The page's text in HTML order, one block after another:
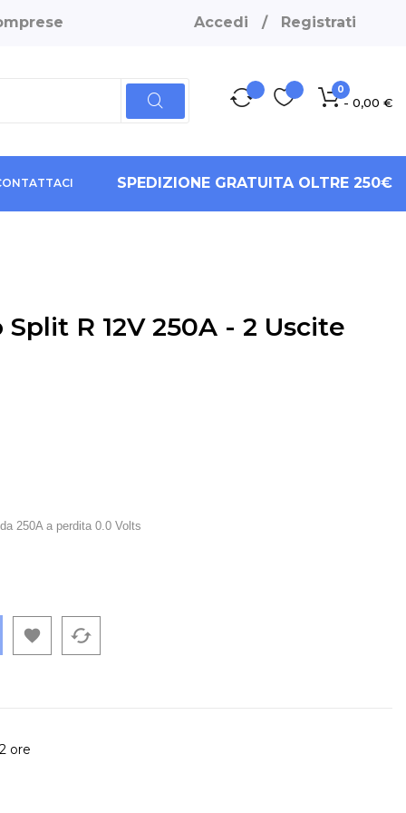
Accedi / Registrati
0
- 0,00 €
SPEDIZIONE GRATUITA OLTRE 250€
R 12V 250A - 2 Uscite
250A a perdita 0.0 Volts
 cached
ore